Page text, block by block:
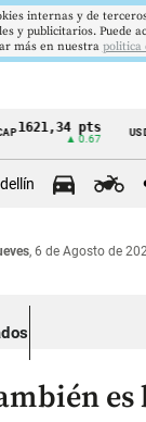
1621,34 pts
▲ 0.67
USD/
, 6 de Agosto de
es
internas y de
y publicitarios. Puede
más en nuestra politica